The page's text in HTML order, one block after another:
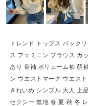
トレンド トップス バック
ス フェミニン ブラウス カ
あり 長袖 ボリューム袖 萌
ン ウエストマーク ウエス
きれいめ シンプル 大人 上
セクシー 無地 春 夏 秋 冬